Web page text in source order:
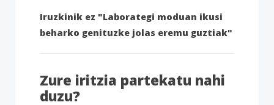
Iruzkinik ez "Laborategi moduan ikusi
beharko genituzke jolas eremu guztiak"
Zure iritzia partekatu nahi
duzu?